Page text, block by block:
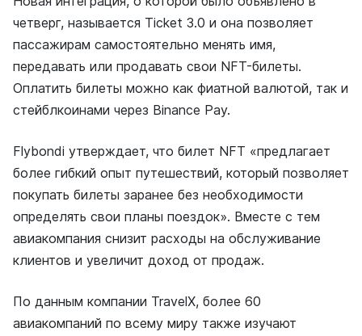
четверг, называется Ticket 3.0 и она позволяет
пассажирам самостоятельно менять имя,
передавать или продавать свои NFT-билеты.
Оплатить билеты можно как фиатной валютой, так и
стейблкоинами через Binance Pay.
Flybondi утверждает, что билет NFT «предлагает
более гибкий опыт путешествий, который позволяет
покупать билеты заранее без необходимости
определять свои планы поездок». Вместе с тем
авиакомпания снизит расходы на обслуживание
клиентов и увеличит доход от продаж.
По данным компании TravelX, более 60
авиакомпаний по всему миру также изучают